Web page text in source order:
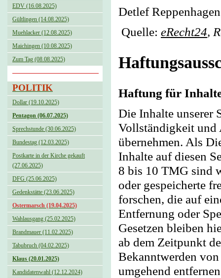
EDV (16.08.2025)
Gültlingen (14.08.2025)
Muehlacker (12.08.2025)
Maichingen (10.08.2025)
Zum Tag (08.08.2025)
POLITIK
Dollar (19.10.2025)
Pentagon (06.07.2025)
Sprechstunde (30.06.2025)
Bundestag (12.03.2025)
Postkarte in der Kirche gekauft
(27.06.2025)
DFG (25.06.2025)
Gedenkstätte (23.06.2025)
Ostermarsch (19.04.2025)
Wahlausgang (25.02.2025)
Brandmauer (11.02.2025)
Tabubruch (04.02.2025)
Klaus (20.01.2025)
Kandidatenwahl (12.12.2024)
Detlef
Quelle: eRecht24,
Haftung für
Die Inhalte unserer
Vollständigkeit und
übernehmen. Als
Inhalte auf diesen
8 bis 10 TMG sind
oder gespeicherte
forschen, die auf
Entfernung oder
Gesetzen bleiben
ab dem Zeitpunkt
Bekanntwerden
umgehend